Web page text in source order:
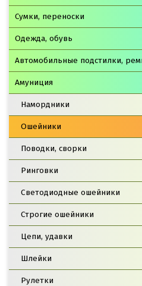
Сумки, переноски
Одежда, обувь
Автомобильные подстилки,
Амуниция
Намордники
Ошейники
Поводки, сворки
Ринговки
Светодиодные ошейники
Строгие ошейники
Цепи, удавки
Шлейки
Рулетки